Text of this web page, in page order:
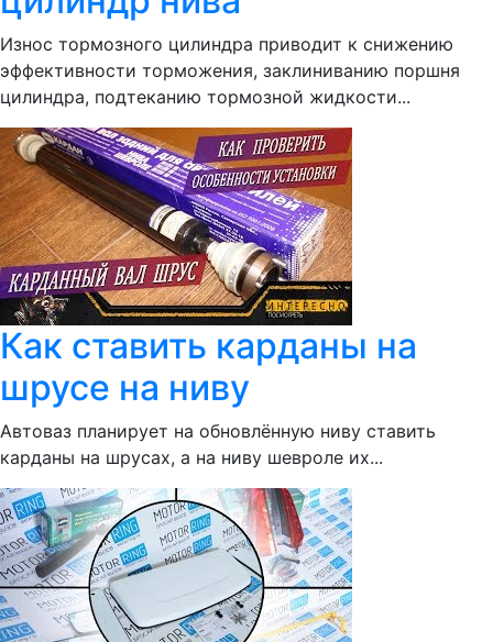
Износ тормозного цилиндра приводит к снижению
эффективности торможения, заклиниванию поршня
цилиндра, подтеканию тормозной жидкости...
Как ставить карданы на
шрусе на ниву
Автоваз планирует на обновлённую ниву ставить
карданы на шрусах, а на ниву шевроле их...